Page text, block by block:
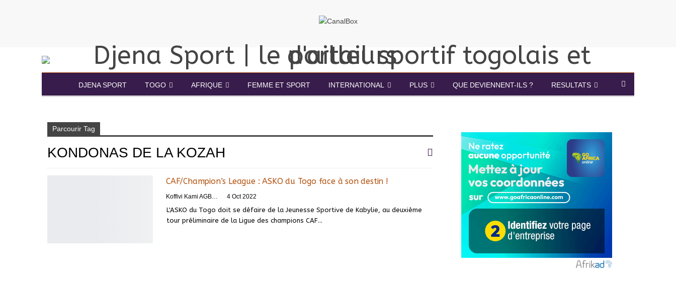
DJENA SPORT TOGO AFRIQUE FEMME ET SPORT INTERNATIONAL PLUS QUE DEVIENNENT-ILS ? RESULTATS
Parcourir Tag
KONDONAS DE LA KOZAH
CAF/Champion’s League : ASKO du Togo face à son destin !
Koffivi Kami AGBETOU 4 Oct 2022
L'ASKO du Togo doit se défaire de la Jeunesse Sportive de Kabylie, au deuxième
tour préliminaire de la Ligue des champions CAF…